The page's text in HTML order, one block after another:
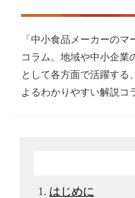
「中小食品メーカーの
コラム。地域や中小企業
として各方面で活躍する
よるわかりやすい解説コ
はじめに